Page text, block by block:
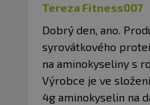
Tereza Fitness007
Dobrý den, ano.
syrovátkového
na aminokyseliny s
Výrobce je ve
4g aminokyselin na